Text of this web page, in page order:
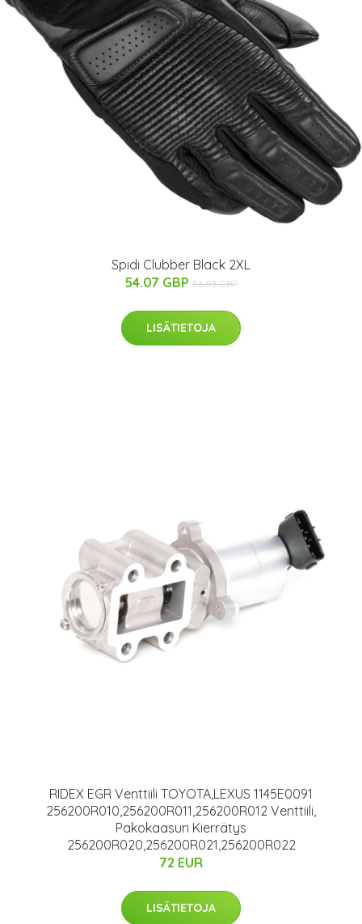
Spidi Clubber Black 2XL
54.07 GBP 56.93 GBP
LISÄTIETOJA
RIDEX EGR Venttiili TOYOTA,LEXUS 1145E0091
256200R010,256200R011,256200R012 Venttiili,
Pakokaasun Kierrätys
256200R020,256200R021,256200R022
72 EUR
LISÄTIETOJA